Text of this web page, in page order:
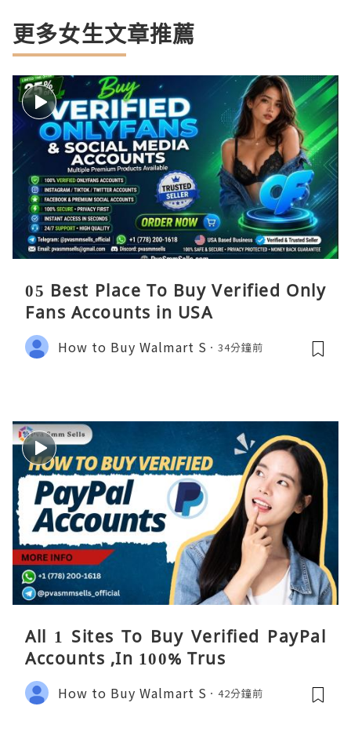
更多女生文章推薦
05 Best Place To Buy Verified Only
Fans Accounts in USA
How to Buy Walmart S 34分鐘前
All 1 Sites To Buy Verified PayPal
Accounts ,In 100% Trus
How to Buy Walmart S 42分鐘前